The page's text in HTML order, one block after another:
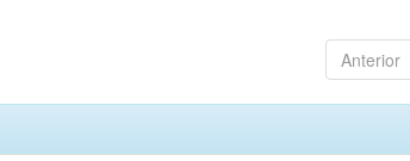
Anterior